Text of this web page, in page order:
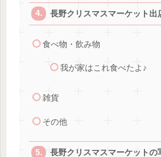
長野クリスマスマーケット出
食べ物・飲み物
我が家はこれ食べたよ♪
雑貨
その他
長野クリスマスマーケットの